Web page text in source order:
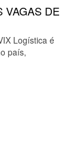
VAGAS DE
Logística é
país,